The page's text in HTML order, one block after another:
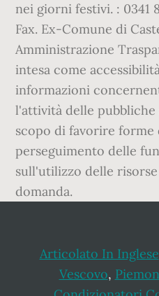
nei giorni festivi. : 0341
Fax. Ex-Comune di
Amministrazione
intesa come
informazioni
l'attività delle
scopo di favorire
perseguimento delle
sull'utilizzo delle
domanda.
Articolato In Inglese
Vescovo,